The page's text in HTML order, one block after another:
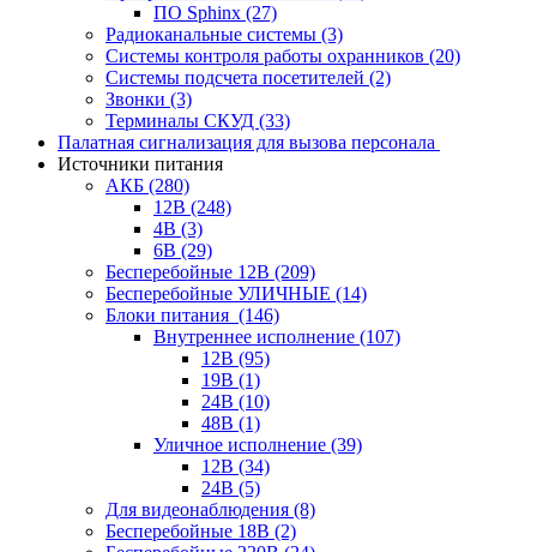
ПО Sphinx (27)
Радиоканальные системы (3)
Системы контроля работы охранников (20)
Системы подсчета посетителей (2)
Звонки (3)
Терминалы СКУД (33)
Палатная сигнализация для вызова персонала
Источники питания
АКБ (280)
12В (248)
4В (3)
6В (29)
Бесперебойные 12В (209)
Бесперебойные УЛИЧНЫЕ (14)
Блоки питания (146)
Внутреннее исполнение (107)
12В (95)
19В (1)
24В (10)
48В (1)
Уличное исполнение (39)
12В (34)
24В (5)
Для видеонаблюдения (8)
Бесперебойные 18В (2)